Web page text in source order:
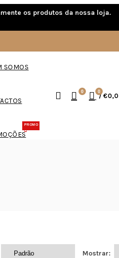
os produtos da nossa loja.
SOMOS
PROMO
0 0
/
Mostrar: